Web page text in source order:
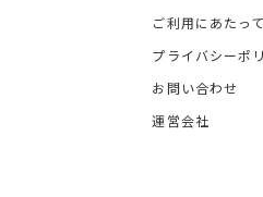
ご利用にあたって
プライバシーポ
お問い合わせ
運営会社